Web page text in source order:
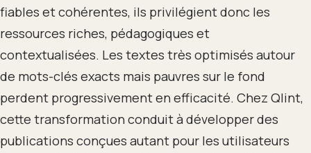
fiables et cohérentes, ils privilégient donc les
ressources riches, pédagogiques et
contextualisées. Les textes très optimisés autour
de mots-clés exacts mais pauvres sur le fond
perdent progressivement en efficacité. Chez Qlint,
cette transformation conduit à développer des
publications conçues autant pour les utilisateurs